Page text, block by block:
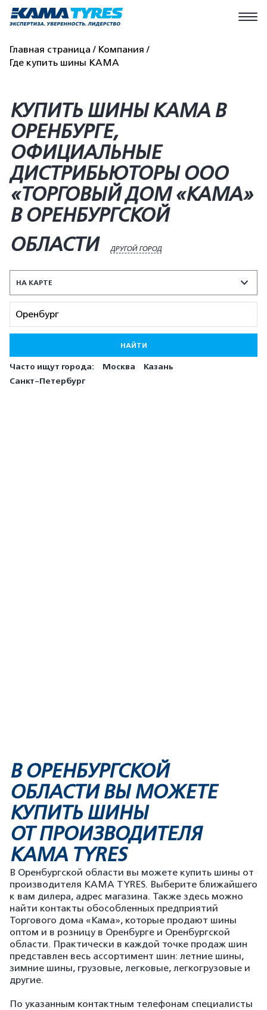
Главная страница
Компания
Где купить шины КАМА
КУПИТЬ ШИНЫ KAMA В
ОРЕНБУРГЕ,
ОФИЦИАЛЬНЫЕ
ДИСТРИБЬЮТОРЫ ООО
«ТОРГОВЫЙ ДОМ «КАМА»
В ОРЕНБУРГСКОЙ
ОБЛАСТИ
ДРУГОЙ ГОРОД
НА КАРТЕ
НАЙТИ
Часто ищут города: Москва
Казань
Санкт-Петербург
В ОРЕНБУРГСКОЙ
ОБЛАСТИ ВЫ МОЖЕТЕ
КУПИТЬ ШИНЫ
ОТ ПРОИЗВОДИТЕЛЯ
KAMA TYRES
В Оренбургской области вы можете купить шины от
производителя KAMA TYRES. Выберите ближайшего
к вам дилера, адрес магазина. Также здесь можно
найти контакты обособленных предприятий
Торгового дома «Кама», которые продают шины
оптом и в розницу в Оренбурге и Оренбургской
области. Практически в каждой точке продаж шин
представлен весь ассортимент шин: летние шины,
зимние шины, грузовые, легковые, легкогрузовые и
другие.
По указанным контактным телефонам специалисты